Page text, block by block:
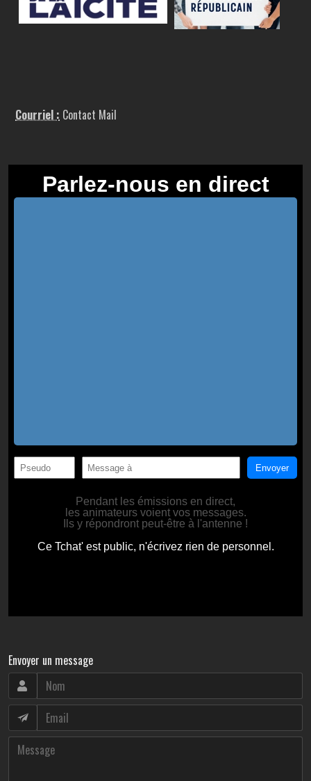
Courriel : Contact Mail
Envoyer un message